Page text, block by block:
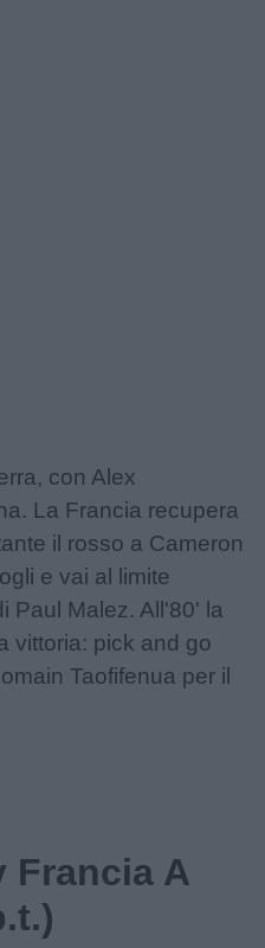
con Alex
La Francia recupera
il rosso a Cameron
e vai al limite
Paul Malez. All'80' la
vittoria: pick and go
Taofifenua per il
Francia A